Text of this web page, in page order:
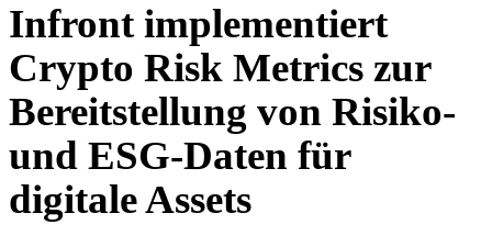
Infront implementiert
Crypto Risk Metrics zur
Bereitstellung von Risiko-
und ESG-Daten für
digitale Assets